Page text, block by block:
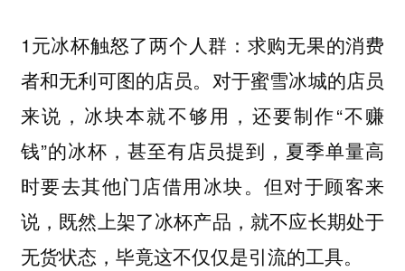
1元冰杯触怒了两个人群：求购无果的消费
者和无利可图的店员。对于蜜雪冰城的店员
来说，冰块本就不够用，还要制作“不赚
钱”的冰杯，甚至有店员提到，夏季单量高
时要去其他门店借用冰块。但对于顾客来
说，既然上架了冰杯产品，就不应长期处于
无货状态，毕竟这不仅仅是引流的工具。